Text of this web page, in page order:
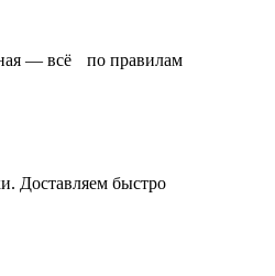
— всё по правилам
Доставляем быстро